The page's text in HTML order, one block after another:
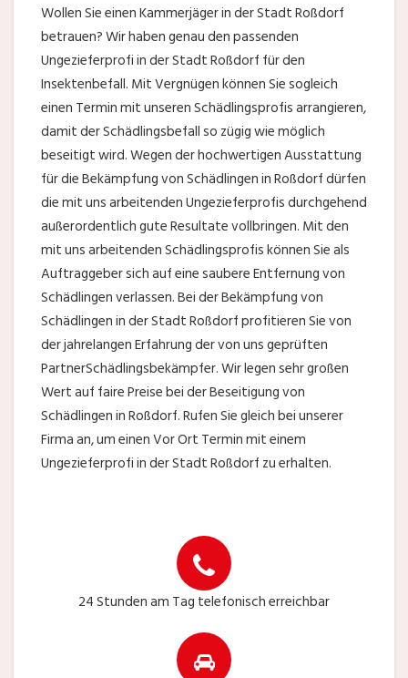
Wollen Sie einen Kammerjäger in der Stadt Roßdorf
betrauen? Wir haben genau den passenden
Ungezieferprofi in der Stadt Roßdorf für den
Insektenbefall. Mit Vergnügen können Sie sogleich
einen Termin mit unseren Schädlingsprofis arrangieren,
damit der Schädlingsbefall so zügig wie möglich
beseitigt wird. Wegen der hochwertigen Ausstattung
für die Bekämpfung von Schädlingen in Roßdorf dürfen
die mit uns arbeitenden Ungezieferprofis durchgehend
außerordentlich gute Resultate vollbringen. Mit den
mit uns arbeitenden Schädlingsprofis können Sie als
Auftraggeber sich auf eine saubere Entfernung von
Schädlingen verlassen. Bei der Bekämpfung von
Schädlingen in der Stadt Roßdorf profitieren Sie von
der jahrelangen Erfahrung der von uns geprüften
PartnerSchädlingsbekämpfer. Wir legen sehr großen
Wert auf faire Preise bei der Beseitigung von
Schädlingen in Roßdorf. Rufen Sie gleich bei unserer
Firma an, um einen Vor Ort Termin mit einem
Ungezieferprofi in der Stadt Roßdorf zu erhalten.
24 Stunden am Tag telefonisch erreichbar